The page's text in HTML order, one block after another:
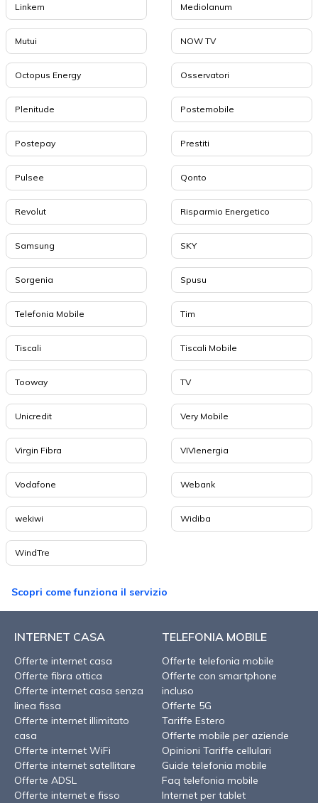
Linkem Mediolanum
Mutui NOW TV
Octopus Energy Osservatori
Plenitude Postemobile
Postepay Prestiti
Pulsee Qonto
Revolut Risparmio Energetico
Samsung SKY
Sorgenia Spusu
Telefonia Mobile Tim
Tiscali Tiscali Mobile
Tooway TV
Unicredit Very Mobile
Virgin Fibra VIVIenergia
Vodafone Webank
wekiwi Widiba
WindTre
Scopri come funziona il servizio
INTERNET CASA
Offerte internet casa
Offerte fibra ottica
Offerte internet casa senza
linea fissa
Offerte internet illimitato
casa
Offerte internet WiFi
Offerte internet satellitare
Offerte ADSL
Offerte internet e fisso
TELEFONIA MOBILE
Offerte telefonia mobile
Offerte con smartphone
incluso
Offerte 5G
Tariffe Estero
Offerte mobile per aziende
Opinioni Tariffe cellulari
Guide telefonia mobile
Faq telefonia mobile
Internet per tablet